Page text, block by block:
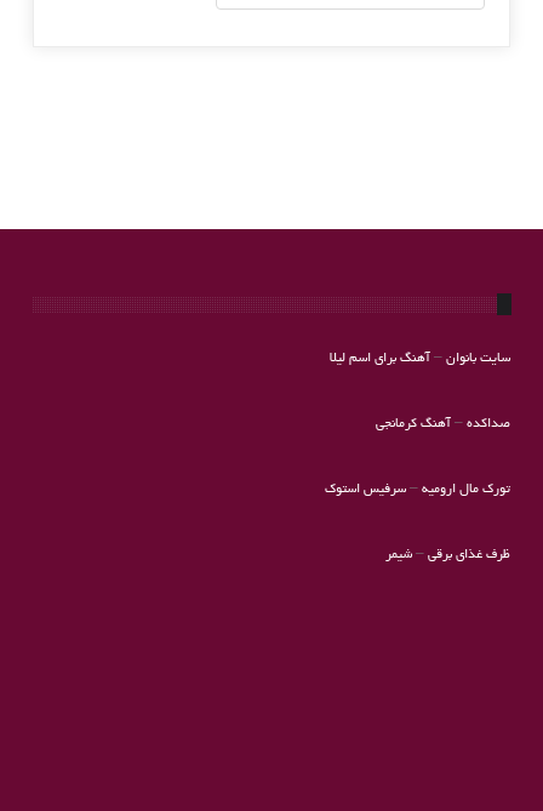
سایت بانوان– آهنگ برای اسم لیلا
صداکده– آهنگ کرمانجی
تورک مال ارومیه–سرفیس استوک
ظرف غذای برقی– شیمر